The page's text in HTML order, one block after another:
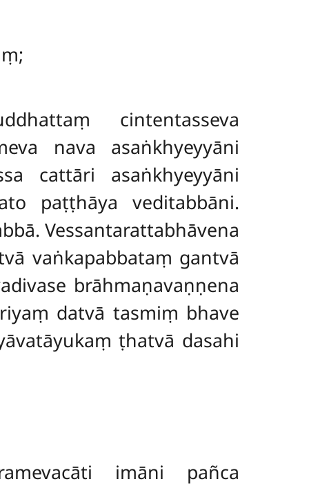
cintentasseva
nava asaṅkhyeyyāni
cattāri asaṅkhyeyyāni
paṭṭhāya veditabbāni.
Vessantarattabhāvena
vaṅkapabbataṃ gantvā
brāhmaṇavaṇṇena
datvā tasmiṃ bhave
ṭhatvā dasahi
imāni pañca